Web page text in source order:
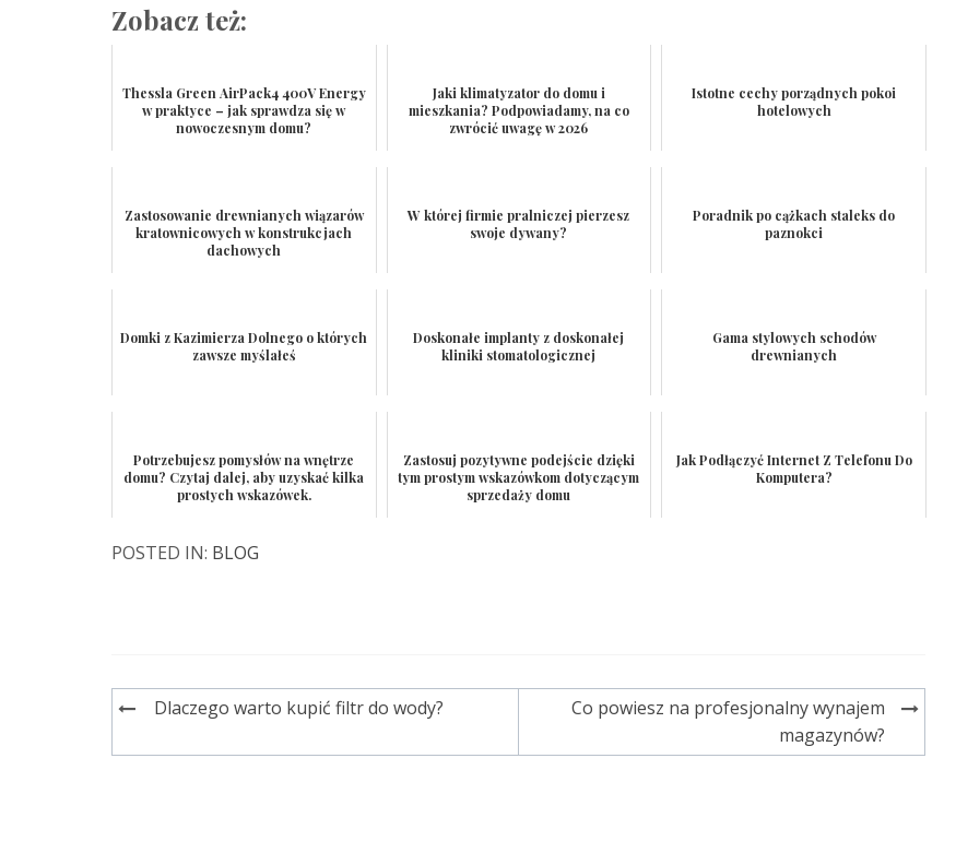
Zobacz też:
Thessla Green AirPack4 400V Energy
w praktyce – jak sprawdza się w
nowoczesnym domu?
Jaki klimatyzator do domu i
mieszkania? Podpowiadamy, na co
zwrócić uwagę w 2026
Istotne cechy porządnych pokoi
hotelowych
Zastosowanie drewnianych wiązarów
kratownicowych w konstrukcjach
dachowych
W której firmie pralniczej pierzesz
swoje dywany?
Poradnik po cążkach staleks do
paznokci
Domki z Kazimierza Dolnego o których
zawsze myślałeś
Doskonałe implanty z doskonałej
kliniki stomatologicznej
Gama stylowych schodów
drewnianych
Potrzebujesz pomysłów na wnętrze
domu? Czytaj dalej, aby uzyskać kilka
prostych wskazówek.
Zastosuj pozytywne podejście dzięki
tym prostym wskazówkom dotyczącym
sprzedaży domu
Jak Podłączyć Internet Z Telefonu Do
Komputera?
POSTED IN: BLOG
Nawigacja
wpisu
Dlaczego warto kupić filtr do wody?
Co powiesz na profesjonalny wynajem
magazynów?